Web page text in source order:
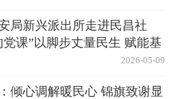
局新兴派出所走进民昌社
党课”以脚步丈量民生 赋能基
2026-05-09
倾心调解暖民心 锦旗致谢显